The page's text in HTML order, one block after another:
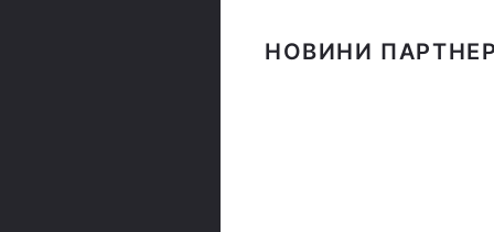
НОВИНИ